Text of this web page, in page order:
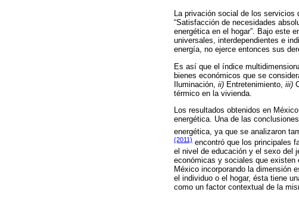
La privación social de los servicios
“Satisfacción de necesidades
energética en el hogar”. Bajo este
universales, interdependientes e
energía, no ejerce entonces sus
Es así que el índice
bienes económicos que se
Iluminación, ii) Entretenimiento, iii)
térmico en la vivienda.
Los resultados obtenidos en
energética. Una de las
energética, ya que se analizaron
(2011) encontró que los principales
el nivel de educación y el sexo del
económicas y sociales que existen
México incorporando la dimensión
el individuo o el hogar, ésta tiene
como un factor contextual de la